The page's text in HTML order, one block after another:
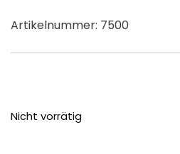
Artikelnummer: 7500
Nicht vorrätig